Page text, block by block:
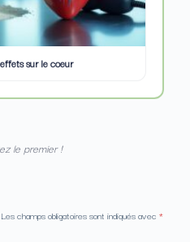
sur le coeur
le premier !
Les champs obligatoires sont indiqués avec *